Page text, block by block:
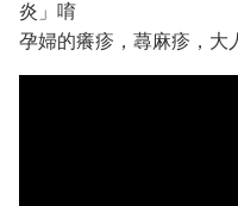
炎」唷
孕婦的癢疹，蕁麻疹，大